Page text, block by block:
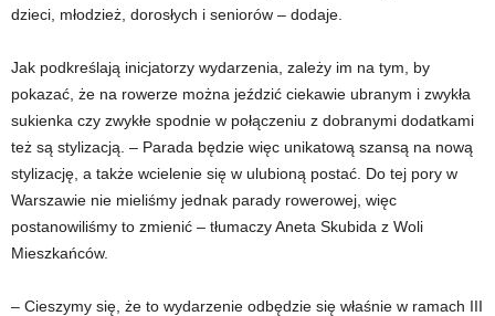
dzieci, młodzież, dorosłych i seniorów – dodaje.
Jak podkreślają inicjatorzy wydarzenia, zależy im na tym, by
pokazać, że na rowerze można jeździć ciekawie ubranym i zwykła
sukienka czy zwykłe spodnie w połączeniu z dobranymi dodatkami
też są stylizacją. – Parada będzie więc unikatową szansą na nową
stylizację, a także wcielenie się w ulubioną postać. Do tej pory w
Warszawie nie mieliśmy jednak parady rowerowej, więc
postanowiliśmy to zmienić – tłumaczy Aneta Skubida z Woli
Mieszkańców.
– Cieszymy się, że to wydarzenie odbędzie się właśnie w ramach III